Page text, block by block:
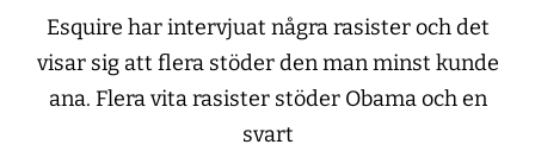
Esquire har intervjuat några rasister och det
visar sig att flera stöder den man minst kunde
ana. Flera vita rasister stöder Obama och en
svart